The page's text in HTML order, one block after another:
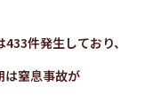
件発生しており、
は窒息事故が